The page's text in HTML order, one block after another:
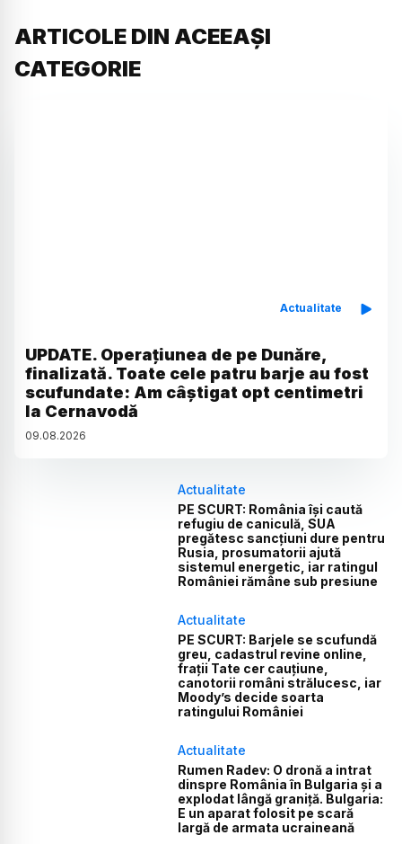
ARTICOLE DIN ACEEAȘI
CATEGORIE
Actualitate
UPDATE. Operațiunea de pe Dunăre,
finalizată. Toate cele patru barje au fost
scufundate: Am câștigat opt centimetri
la Cernavodă
09.08.2026
Actualitate
PE SCURT: România își caută
refugiu de caniculă, SUA
pregătesc sancțiuni dure pentru
Rusia, prosumatorii ajută
sistemul energetic, iar ratingul
României rămâne sub presiune
Actualitate
PE SCURT: Barjele se scufundă
greu, cadastrul revine online,
frații Tate cer cauțiune,
canotorii români strălucesc, iar
Moody’s decide soarta
ratingului României
Actualitate
Rumen Radev: O dronă a intrat
dinspre România în Bulgaria și a
explodat lângă graniță. Bulgaria:
E un aparat folosit pe scară
largă de armata ucraineană